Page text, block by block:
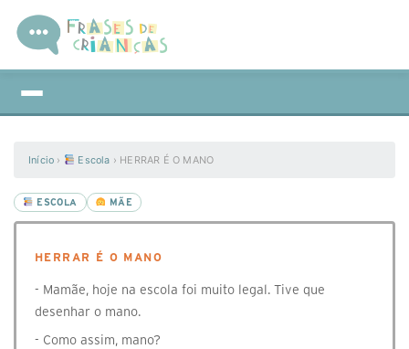
Início › Escola › HERRAR É O MANO
ESCOLA MÃE
HERRAR É O MANO
- Mamãe, hoje na escola foi muito legal. Tive que
desenhar o mano.
- Como assim, mano?